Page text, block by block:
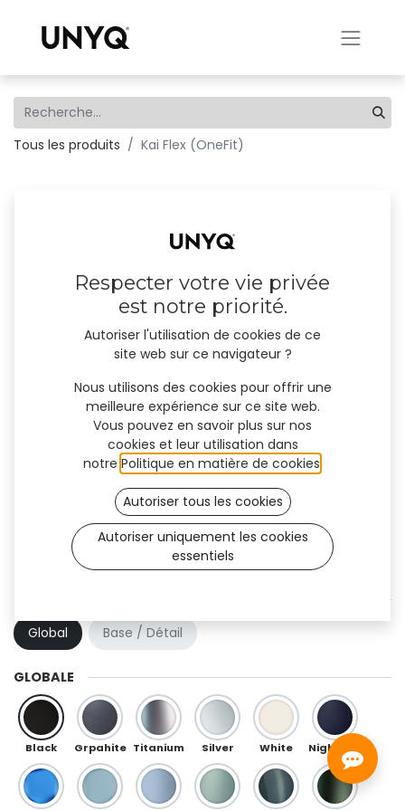
Tous les produits Kai Flex (OneFit)
Kai Flex (OneFit)
Global
Base / Détail
GLOBALE
Black Grpahite Titanium Silver White
Respecter votre vie privée
est notre priorité.
Autoriser l'utilisation de cookies de ce
site web sur ce navigateur ?
Nous utilisons des cookies pour offrir une
meilleure expérience sur ce site web.
Vous pouvez en savoir plus sur nos
cookies et leur utilisation dans
notre Politique en matière de cookies
Autoriser tous les cookies
Autoriser uniquement les cookies
essentiels